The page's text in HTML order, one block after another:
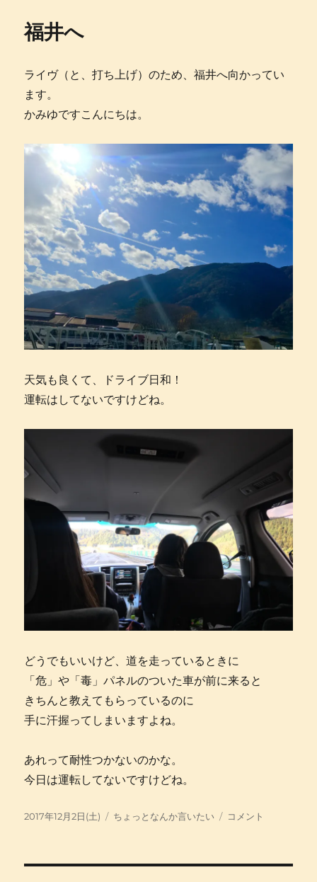
福井へ
ライヴ（と、打ち上げ）のため、福井へ向かってい
ます。
かみゆですこんにちは。
天気も良くて、ドライブ日和！
運転はしてないですけどね。
どうでもいいけど、道を走っているときに
「危」や「毒」パネルのついた車が前に来ると
きちんと教えてもらっているのに
手に汗握ってしまいますよね。
あれって耐性つかないのかな。
今日は運転してないですけどね。
投
2017年12月2日(土)
カ
ちょっとなんか言いたい
福
コメント